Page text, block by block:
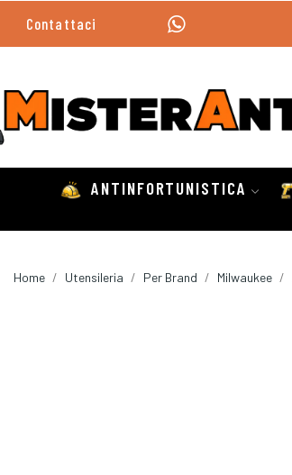
Contattaci
ANTINFORTUNISTICA
Home Utensileria Per Brand Milwaukee